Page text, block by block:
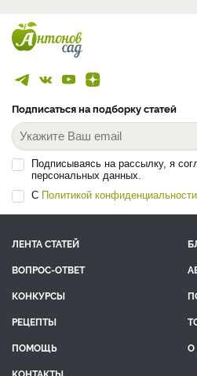
Подписаться на подборку статей
Подписываясь на рассылку, я
персональных данных.
С Политикой конфиденциальности
ЛЕНТА СТАТЕЙ
ВОПРОС-ОТВЕТ
КОНКУРСЫ
РЕЦЕПТЫ
ПОМОЩЬ
О
КОНТАКТЫ